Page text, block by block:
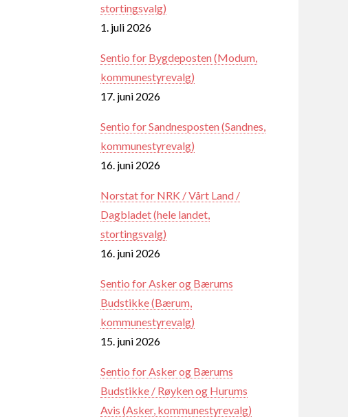
stortingsvalg)
1. juli 2026
Sentio for Bygdeposten (Modum,
kommunestyrevalg)
17. juni 2026
Sentio for Sandnesposten (Sandnes,
kommunestyrevalg)
16. juni 2026
Norstat for NRK / Vårt Land /
Dagbladet (hele landet,
stortingsvalg)
16. juni 2026
Sentio for Asker og Bærums
Budstikke (Bærum,
kommunestyrevalg)
15. juni 2026
Sentio for Asker og Bærums
Budstikke / Røyken og Hurums
Avis (Asker, kommunestyrevalg)